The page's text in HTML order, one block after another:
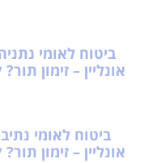
ביטוח לאומי
אונליין – זימון
ביטוח לאומי
אונליין – זימון